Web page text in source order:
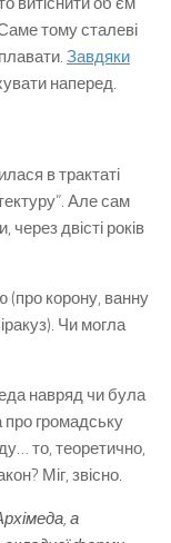
тому сталеві
Завдяки
наперед.
в трактаті
Але сам
через двісті років
(про корону, ванну
Чи могла
навряд чи була
громадську
то, теоретично,
Міг, звісно.
а